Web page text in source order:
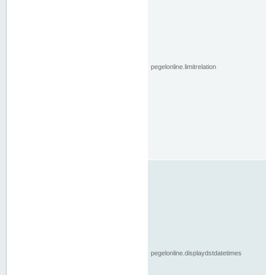
pegelonline.limitrelation
pegelonline.displaydstdatetimes